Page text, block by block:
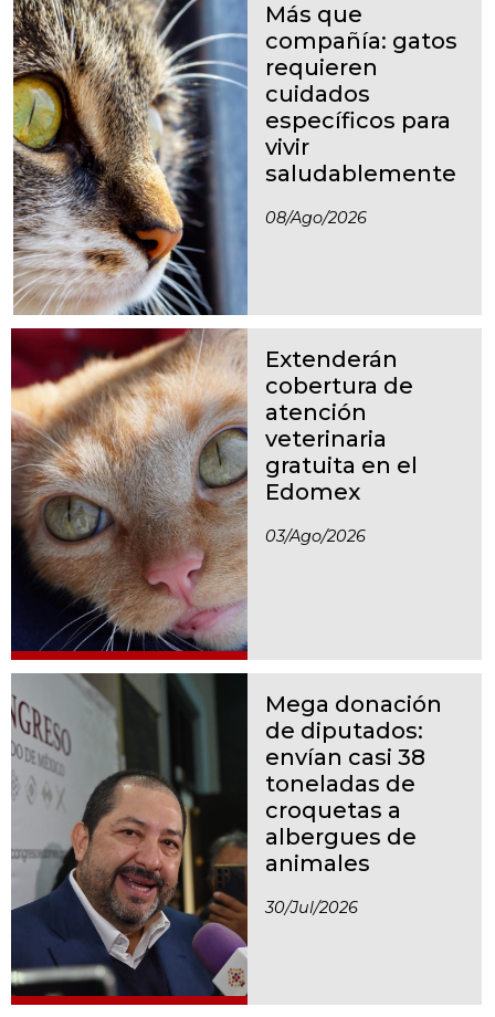
Más que
compañía: gatos
requieren
cuidados
específicos para
vivir
saludablemente
08/ago/2026
Extenderán
cobertura de
atención
veterinaria
gratuita en el
Edomex
03/ago/2026
Mega donación
de diputados:
envían casi 38
toneladas de
croquetas a
albergues de
animales
30/jul/2026